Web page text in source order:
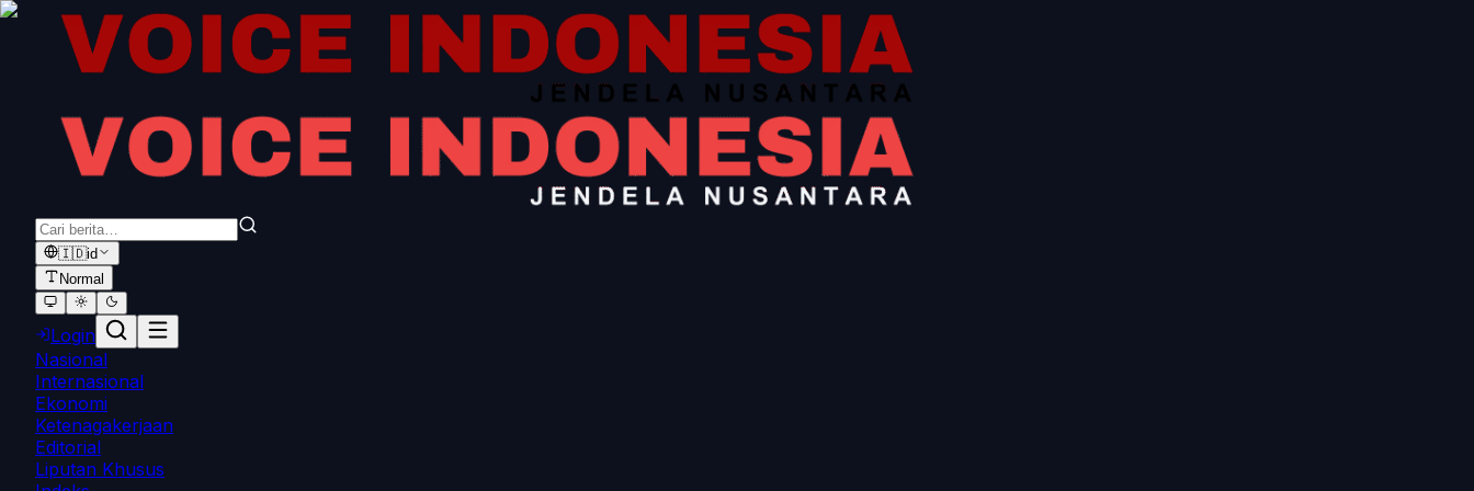
🇮🇩id
Normal
Login
Nasional
Internasional
Ekonomi
Ketenagakerjaan
Editorial
Liputan Khusus